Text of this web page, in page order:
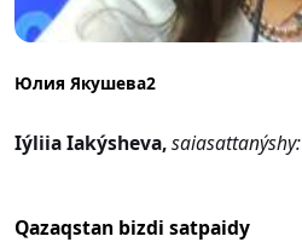
Юлия Якушева2
Iýliia Iakýsheva,saiasattanýshy:
Qazaqstan bizdi satpaidy